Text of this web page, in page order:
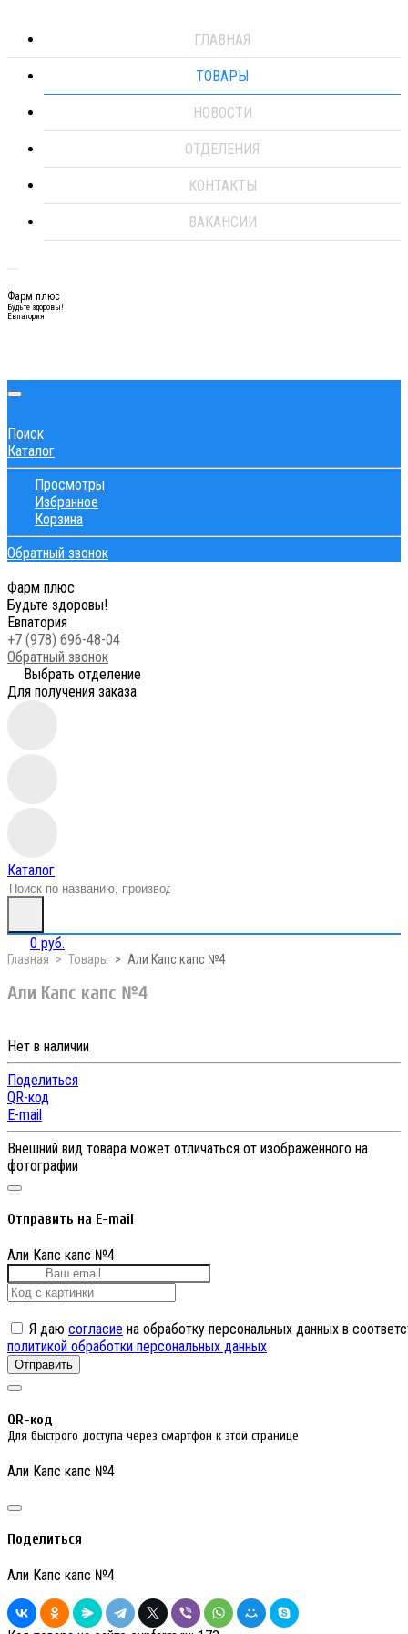
ГЛАВНАЯ
ТОВАРЫ
НОВОСТИ
ОТДЕЛЕНИЯ
КОНТАКТЫ
ВАКАНСИИ
Фарм плюс
Будьте здоровы!
Евпатория
Поиск
Каталог
Просмотры
Избранное
Корзина
Обратный звонок
Фарм плюс
Будьте здоровы!
Евпатория
+7 (978) 696-48-04
Обратный звонок
Выбрать отделение
Для получения заказа
Каталог
0 руб.
Главная Товары Али Капс капс №4
Али Капс капс №4
Нет в наличии
Поделиться
QR-код
E-mail
Внешний вид товара может отличаться от изображённого на
фотографии
Отправить на E-mail
Али Капс капс №4
Я даю согласие на обработку персональных данных в
политикой обработки персональных данных
Отправить
QR-код
Для быстрого доступа через смартфон к этой странице
Али Капс капс №4
Поделиться
Али Капс капс №4